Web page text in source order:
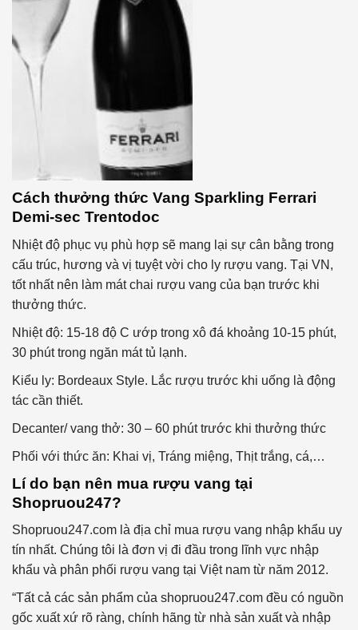
Cách thưởng thức Vang Sparkling Ferrari
Demi-sec Trentodoc
Nhiệt độ phục vụ phù hợp sẽ mang lại sự cân bằng trong
cấu trúc, hương và vị tuyệt vời cho ly rượu vang. Tại VN,
tốt nhất nên làm mát chai rượu vang của bạn trước khi
thưởng thức.
Nhiệt độ: 15-18 độ C ướp trong xô đá khoảng 10-15 phút,
30 phút trong ngăn mát tủ lạnh.
Kiểu ly: Bordeaux Style. Lắc rượu trước khi uống là động
tác cần thiết.
Decanter/ vang thở: 30 – 60 phút trước khi thưởng thức
Phối với thức ăn: Khai vị, Tráng miệng, Thịt trắng, cá,…
Lí do bạn nên mua rượu vang tại
Shopruou247?
Shopruou247.com là địa chỉ mua rượu vang nhập khẩu uy
tín nhất. Chúng tôi là đơn vị đi đầu trong lĩnh vực nhập
khẩu và phân phối rượu vang tại Việt nam từ năm 2012.
“Tất cả các sản phẩm của shopruou247.com đều có nguồn
gốc xuất xứ rõ ràng, chính hãng từ nhà sản xuất và nhập